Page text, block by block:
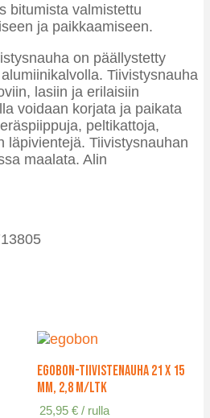
bitumista valmistettu
ja paikkaamiseen.
on päällystetty
Tiivistysnauha
lasiin ja erilaisiin
voidaan korjata ja paikata
peltikattoja,
läpivientejä. Tiivistysnauhan
maalata. Alin
Egobon-tiivistenauha 21 x 15
mm, 2,8 m/ltk
25,95 € / rulla